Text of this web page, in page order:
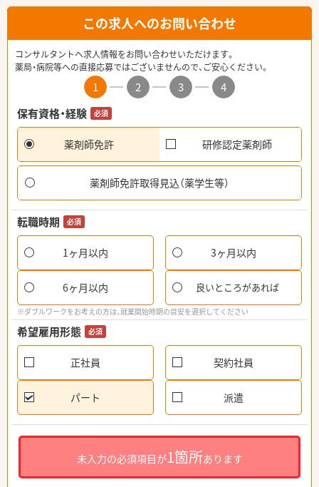
この求人へのお問い合わせ
コンサルタントへ求人情報をお問い合わせいただけます。
薬局・病院等への直接応募ではございませんので、ご安心ください。
1 2 3
4
保有資格・経験
必須
薬剤師免許 研修認定薬剤師
薬剤師免許取得見込（薬学生等）
転職時期 必須
1ヶ月以内 3ヶ月以内
6ヶ月以内 良いところがあれば
※ダブルワークをお考えの方は、就業開始時期の目安を選択してください
希望雇用形態 必須
正社員 契約社員
パート 派遣
未入力の必須項目が1箇所あります